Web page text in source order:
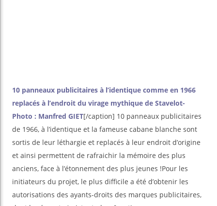
10 panneaux publicitaires à l’identique comme en 1966
replacés à l’endroit du virage mythique de Stavelot-
Photo : Manfred GIET[/caption] 10 panneaux publicitaires
de 1966, à l’identique et la fameuse cabane blanche sont
sortis de leur léthargie et replacés à leur endroit d’origine
et ainsi permettent de rafraichir la mémoire des plus
anciens, face à l’étonnement des plus jeunes !Pour les
initiateurs du projet, le plus difficile a été d’obtenir les
autorisations des ayants-droits des marques publicitaires,